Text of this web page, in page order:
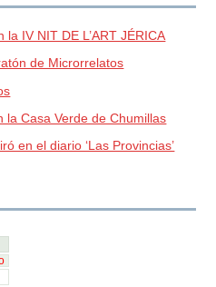
IV NIT DE L’ART JÉRICA
de Microrrelatos
la Casa Verde de Chumillas
en el diario ‘Las Provincias’